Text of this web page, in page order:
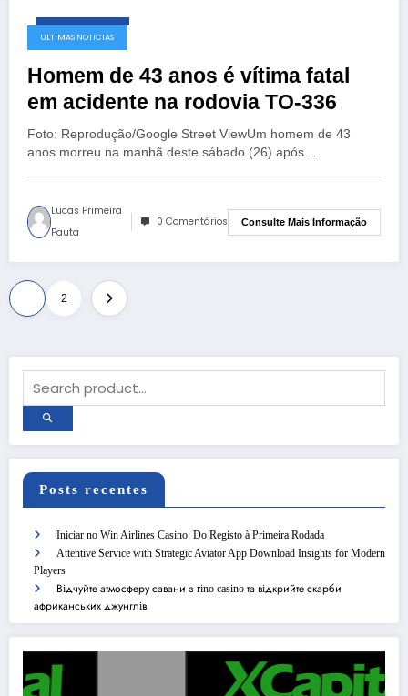
julho 28, 2025
ULTIMAS NOTICIAS
Homem de 43 anos é vítima fatal
em acidente na rodovia TO-336
Foto: Reprodução/Google Street ViewUm homem de 43
anos morreu na manhã deste sábado (26) após…
Lucas Primeira
Pauta
0 Comentários Consulte Mais Informação
Paginação
posts
2
Posts recentes
Iniciar no Win Airlines Casino: Do Registo à Primeira Rodada
Attentive Service with Strategic Aviator App Download Insights for Modern
Players
Відчуйте атмосферу савани з rino casino та відкрийте скарби
африканських джунглів